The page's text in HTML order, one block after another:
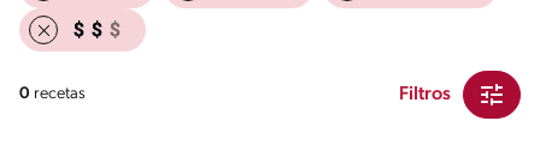
0 recetas Filtros